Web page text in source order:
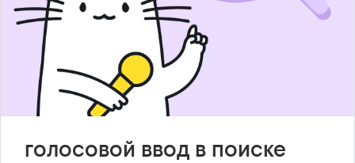
голосовой ввод в поиске